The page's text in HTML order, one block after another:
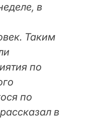
в
Таким
по
по
в